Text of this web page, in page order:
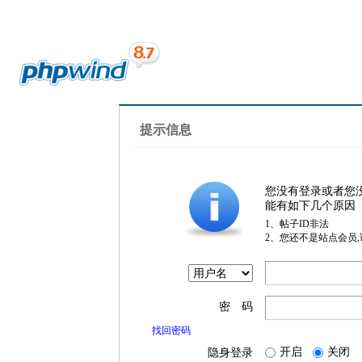
提示信息
您没有登录或者您
能有如下几个原因
1、帖子ID非法
2、您还不是站点会员
密 码
找回密码
隐身登录 开启 关闭